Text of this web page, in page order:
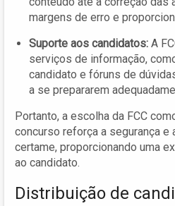
margens de erro e
Suporte aos candidatos: A
serviços de informação,
candidato e fóruns de
a se prepararem
Portanto, a escolha da FCC
concurso reforça a segurança e
certame, proporcionando uma
ao candidato.
Distribuição de